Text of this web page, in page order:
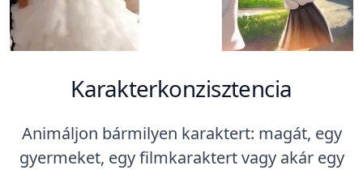
Karakterkonzisztencia
Animáljon bármilyen karaktert: magát, egy
gyermeket, egy filmkaraktert vagy akár egy